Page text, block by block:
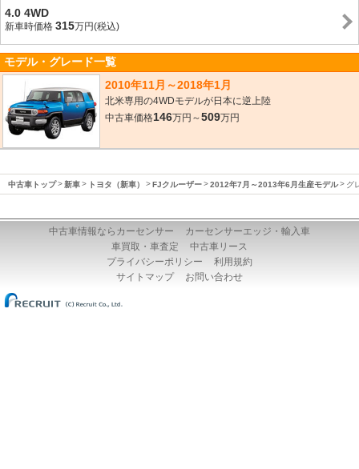
4.0 4WD
新車時価格 315万円(税込)
モデル・グレード一覧
2010年11月～2018年1月
北米専用の4WDモデルが日本に逆上陸
中古車価格146万円～509万円
中古車トップ 新車 トヨタ（新車） FJクルーザー 2012年7月～2013年6月生産モデル グ
中古車情報ならカーセンサー
カーセンサーエッジ・輸入車
車買取・車査定
中古車リース
プライバシーポリシー
利用規約
サイトマップ
お問い合わせ